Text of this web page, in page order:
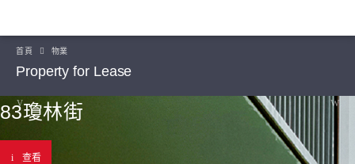
首頁 物業
Property for Lease
83瓊林街
查看